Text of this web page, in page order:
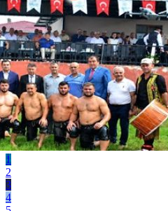
1
2
3
4